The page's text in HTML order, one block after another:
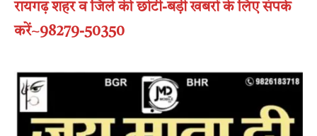
रायगढ़ शहर व जिले की छोटी-बड़ी खबरों के लिए संपर्क
करें~98279-50350